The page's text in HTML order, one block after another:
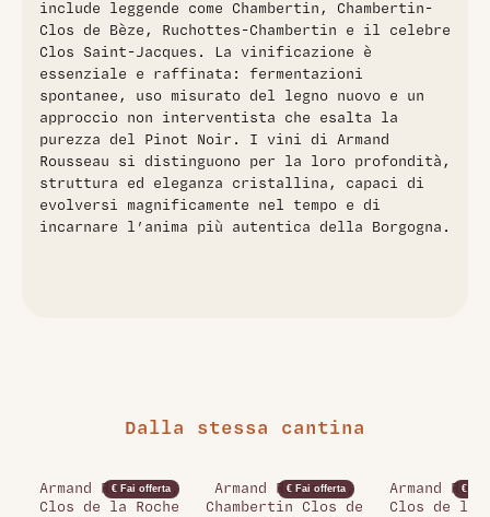
include leggende come Chambertin, Chambertin-
Clos de Bèze, Ruchottes-Chambertin e il celebre
Clos Saint-Jacques. La vinificazione è
essenziale e raffinata: fermentazioni
spontanee, uso misurato del legno nuovo e un
approccio non interventista che esalta la
purezza del Pinot Noir. I vini di Armand
Rousseau si distinguono per la loro profondità,
struttura ed eleganza cristallina, capaci di
evolversi magnificamente nel tempo e di
incarnare l’anima più autentica della Borgogna.
Dalla stessa cantina
€ Fai offerta
Armand Rousseau,
Clos de la Roche
€ Fai offerta
Armand Rousseau,
Chambertin Clos de
€ Fai
Armand
Clos de la